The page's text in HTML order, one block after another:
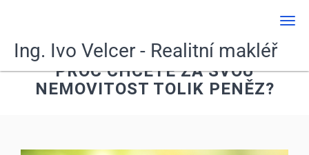
Ing. Ivo Velcer - Realitní makléř
PROČ CHCETE ZA SVOU
NEMOVITOST TOLIK PENĚZ?